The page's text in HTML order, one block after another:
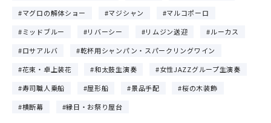
マグロの解体ショー
マジシャン
マルコポーロ
ミッドブルー
リバーシー リムジン送迎
ルーカス
ロサアルバ
乾杯用シャンパン・スパークリングワイン
花束・卓上装花
和太鼓生演奏
女性JAZZグループ生演奏
寿司職人乗船
屋形船 景品手配
桜の木装飾
横断幕
縁日・お祭り屋台